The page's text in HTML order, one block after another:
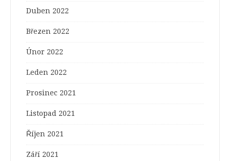
Duben 2022
Březen 2022
Únor 2022
Leden 2022
Prosinec 2021
Listopad 2021
Říjen 2021
Září 2021